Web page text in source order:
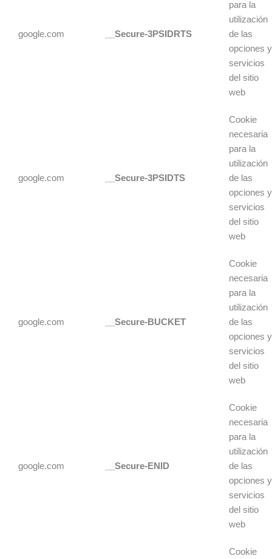
google.com __Secure-3PSIDRTS
para la
utilización
de las
opciones y
servicios
del sitio
web
google.com __Secure-3PSIDTS
Cookie
necesaria
para la
utilización
de las
opciones y
servicios
del sitio
web
google.com __Secure-BUCKET
Cookie
necesaria
para la
utilización
de las
opciones y
servicios
del sitio
web
google.com __Secure-ENID
Cookie
necesaria
para la
utilización
de las
opciones y
servicios
del sitio
web
Cookie